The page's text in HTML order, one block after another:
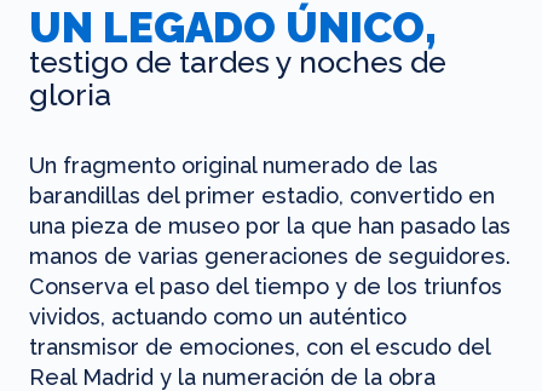
UN LEGADO ÚNICO,
testigo de tardes y noches de
gloria
Un fragmento original numerado de las
barandillas del primer estadio, convertido en
una pieza de museo por la que han pasado las
manos de varias generaciones de seguidores.
Conserva el paso del tiempo y de los triunfos
vividos, actuando como un auténtico
transmisor de emociones, con el escudo del
Real Madrid y la numeración de la obra